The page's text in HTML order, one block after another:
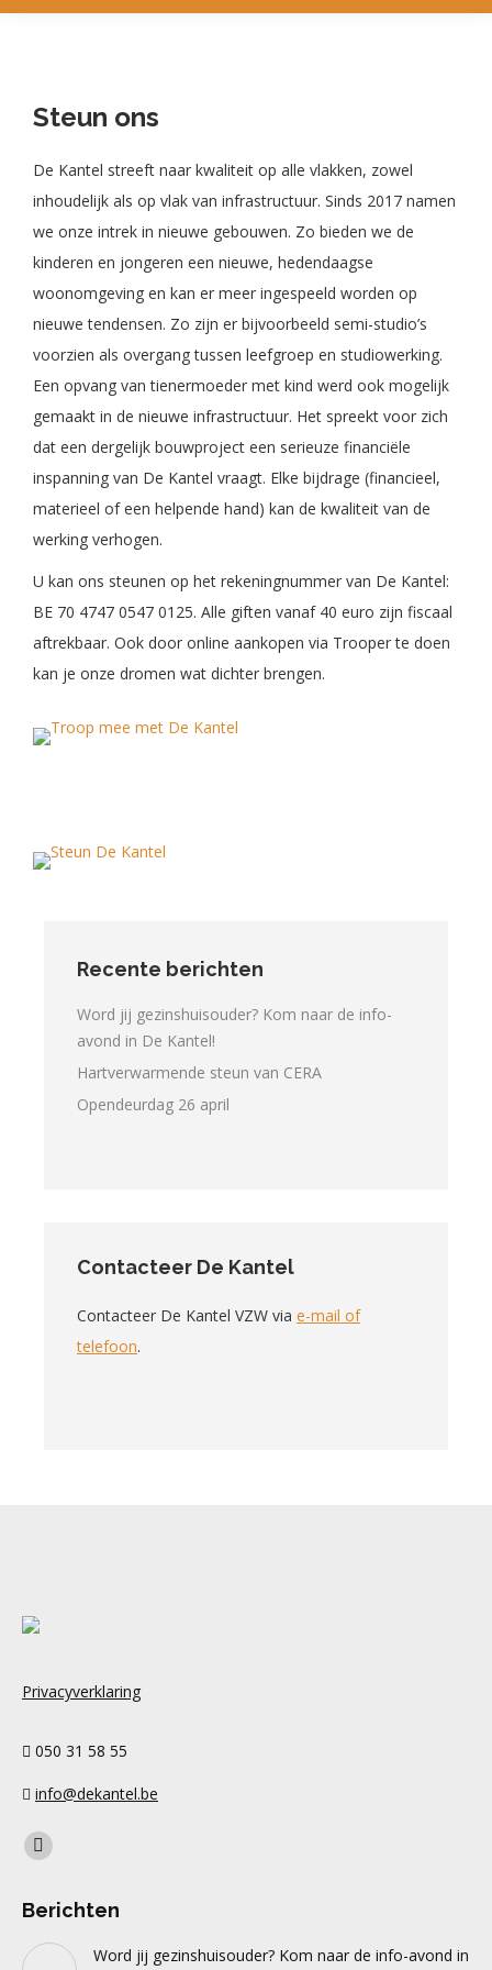
Steun ons
De Kantel streeft naar kwaliteit op alle vlakken, zowel
inhoudelijk als op vlak van infrastructuur. Sinds 2017 namen
we onze intrek in nieuwe gebouwen. Zo bieden we de
kinderen en jongeren een nieuwe, hedendaagse
woonomgeving en kan er meer ingespeeld worden op
nieuwe tendensen. Zo zijn er bijvoorbeeld semi-studio’s
voorzien als overgang tussen leefgroep en studiowerking.
Een opvang van tienermoeder met kind werd ook mogelijk
gemaakt in de nieuwe infrastructuur. Het spreekt voor zich
dat een dergelijk bouwproject een serieuze financiële
inspanning van De Kantel vraagt. Elke bijdrage (financieel,
materieel of een helpende hand) kan de kwaliteit van de
werking verhogen.
U kan ons steunen op het rekeningnummer van De Kantel:
BE 70 4747 0547 0125. Alle giften vanaf 40 euro zijn fiscaal
aftrekbaar. Ook door online aankopen via Trooper te doen
kan je onze dromen wat dichter brengen.
Recente berichten
Word jij gezinshuisouder? Kom naar de info-
avond in De Kantel!
Hartverwarmende steun van CERA
Opendeurdag 26 april
Contacteer De Kantel
Contacteer De Kantel VZW via e-mail of
telefoon.
Privacyverklaring
050 31 58 55
info@dekantel.be
Find us on:
Facebook
opens
in
Berichten
Word jij gezinshuisouder? Kom naar de info-avond in